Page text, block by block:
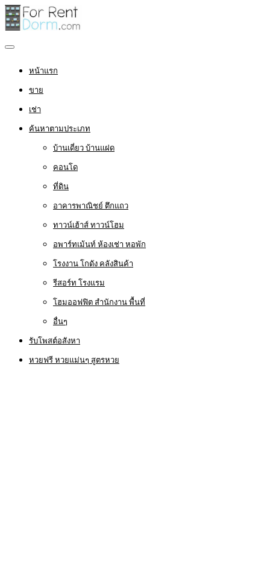
หน้าแรก
ขาย
เช่า
ค้นหาตามประเภท
บ้านเดี่ยว บ้านแฝด
คอนโด
ที่ดิน
อาคารพาณิชย์ ตึกแถว
ทาวน์เฮ้าส์ ทาวน์โฮม
อพาร์ทเม้นท์ ห้องเช่า หอพัก
โรงงาน โกดัง คลังสินค้า
รีสอร์ท โรงแรม
โฮมออฟฟิต สำนักงาน พื้นที่
อื่นๆ
รับโพสต์อสังหา
หวยฟรี หวยแม่นๆ สูตรหวย